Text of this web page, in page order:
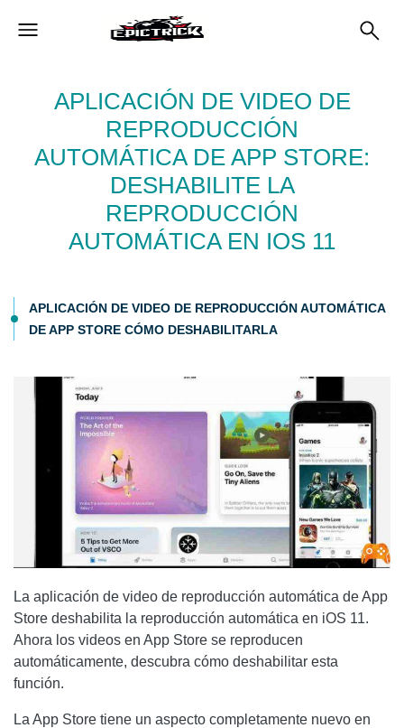
APLICACIÓN DE VIDEO DE
REPRODUCCIÓN
AUTOMÁTICA DE APP STORE:
DESHABILITE LA
REPRODUCCIÓN
AUTOMÁTICA EN IOS 11
APLICACIÓN DE VIDEO DE REPRODUCCIÓN AUTOMÁTICA
DE APP STORE CÓMO DESHABILITARLA
La aplicación de video de reproducción automática de App
Store deshabilita la reproducción automática en iOS 11.
Ahora los videos en App Store se reproducen
automáticamente, descubra cómo deshabilitar esta
función.
La App Store tiene un aspecto completamente nuevo en